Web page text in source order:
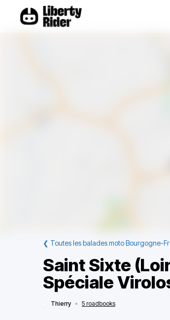
❮ Toutes les balades moto Bourgogne-
Saint Sixte
Spéciale
Thierry • 5 roadbooks